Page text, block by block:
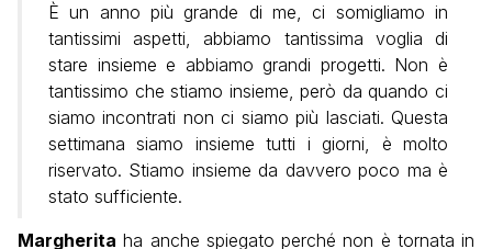
È un anno più grande di me, ci somigliamo in
tantissimi aspetti, abbiamo tantissima voglia di
stare insieme e abbiamo grandi progetti. Non è
tantissimo che stiamo insieme, però da quando ci
siamo incontrati non ci siamo più lasciati. Questa
settimana siamo insieme tutti i giorni, è molto
riservato. Stiamo insieme da davvero poco ma è
stato sufficiente.
Margherita ha anche spiegato perché non è tornata in